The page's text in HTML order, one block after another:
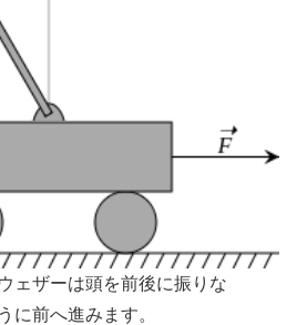
ェザーは頭を前後に振りな
に前へ進みます。